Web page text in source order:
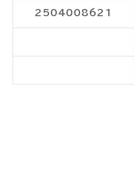
2504008621